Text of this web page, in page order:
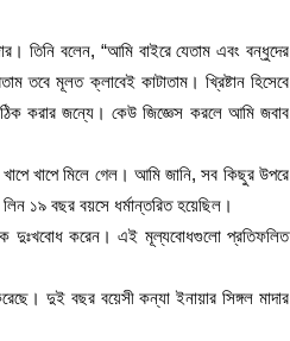
তিনি বলেন, “আমি বাইরে যেতাম এবং বন্ধুদের
তবে মূলত ক্লাবেই কাটাতাম। খ্রিষ্টান হিসেবে
করার জন্যে। কেউ জিজ্ঞেস করলে আমি জবাব
খাপে মিলে গেল। আমি জানি, সব কিছুর উপরে
১৯ বছর বয়সে ধর্মান্তরিত হয়েছিল।
দুঃখবোধ করেন। এই মূল্যবোধগুলো প্রতিফলিত
দুই বছর বয়েসী কন্যা ইনায়ার সিঙ্গল মাদার